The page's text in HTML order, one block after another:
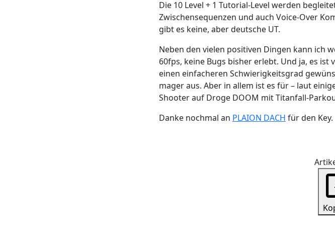
Die 10 Level + 1 Tutorial-Level werden
Zwischensequenzen und auch Voice-Over
gibt es keine, aber deutsche UT.
Neben den vielen positiven Dingen kann ich
60fps, keine Bugs bisher erlebt. Und ja, es
einen einfacheren Schwierigkeitsgrad
mager aus. Aber in allem ist es für – laut
Shooter auf Droge DOOM mit Titanfall-
Danke nochmal an PLAION DACH für den Key.